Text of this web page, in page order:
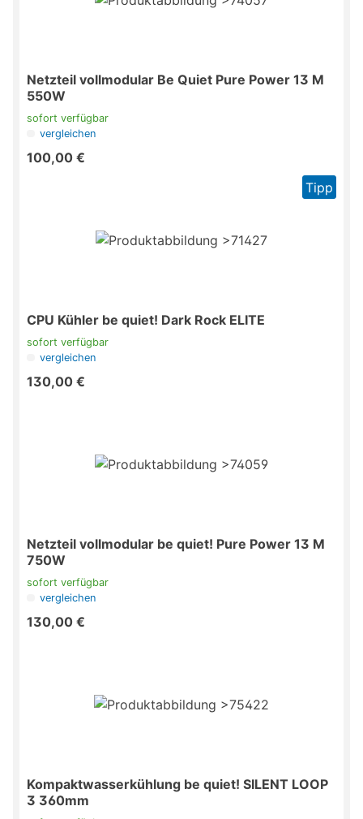
Netzteil vollmodular Be Quiet Pure Power 13 M
550W
sofort verfügbar
vergleichen
100,00 €
Tipp
CPU Kühler be quiet! Dark Rock ELITE
sofort verfügbar
vergleichen
130,00 €
Netzteil vollmodular be quiet! Pure Power 13 M
750W
sofort verfügbar
vergleichen
130,00 €
Kompaktwasserkühlung be quiet! SILENT LOOP
3 360mm